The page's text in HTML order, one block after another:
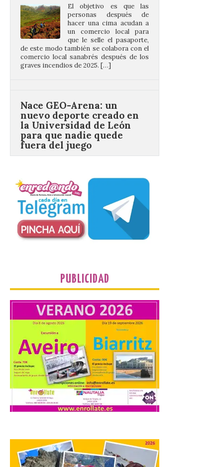
hacer una cima acudan a
un comercio local para
que le selle el pasaporte,
de este modo también se colabora con el
comercio local sanabrés después de los
graves incendios de 2025. […]
la Universidad de León
para que nadie quede
fuera del juego
9 Ago 2026
Facultad de Ciencias de la
Actividad Física y del
Deporte de la ULE diseña
una propuesta que
combina acción rápida, toma de
decisiones y colaboración estratégica sin
que ningún participante quede excluido
del juego. GEO-Arena nace […]
Transportes activa un
dispositivo especial para
facilitar la movilidad
durante el eclipse total de
Sol del 12 de agosto
9 Ago 2026
Renfe reforzará servicios
de Media Distancia
especialmente en Galicia,
Asturias, Santander y País
Vasco, además del norte
de Castilla y León. En los principales
PUBLICIDAD